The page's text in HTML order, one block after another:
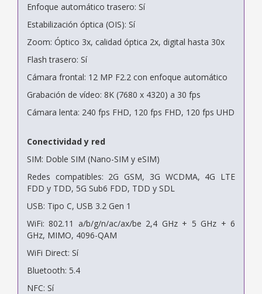
Enfoque automático trasero: Sí
Estabilización óptica (OIS): Sí
Zoom: Óptico 3x, calidad óptica 2x, digital hasta 30x
Flash trasero: Sí
Cámara frontal: 12 MP F2.2 con enfoque automático
Grabación de vídeo: 8K (7680 x 4320) a 30 fps
Cámara lenta: 240 fps FHD, 120 fps FHD, 120 fps UHD
Conectividad y red
SIM: Doble SIM (Nano-SIM y eSIM)
Redes compatibles: 2G GSM, 3G WCDMA, 4G LTE
FDD y TDD, 5G Sub6 FDD, TDD y SDL
USB: Tipo C, USB 3.2 Gen 1
WiFi: 802.11 a/b/g/n/ac/ax/be 2,4 GHz + 5 GHz + 6
GHz, MIMO, 4096-QAM
WiFi Direct: Sí
Bluetooth: 5.4
NFC: Sí